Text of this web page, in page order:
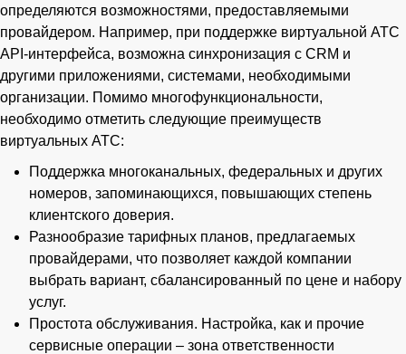
определяются возможностями, предоставляемыми
провайдером. Например, при поддержке виртуальной АТС
API-интерфейса, возможна синхронизация с CRM и
другими приложениями, системами, необходимыми
организации. Помимо многофункциональности,
необходимо отметить следующие преимуществ
виртуальных АТС:
Поддержка многоканальных, федеральных и других
номеров, запоминающихся, повышающих степень
клиентского доверия.
Разнообразие тарифных планов, предлагаемых
провайдерами, что позволяет каждой компании
выбрать вариант, сбалансированный по цене и набору
услуг.
Простота обслуживания. Настройка, как и прочие
сервисные операции – зона ответственности